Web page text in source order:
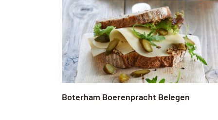
Boterham Boerenpracht Belegen